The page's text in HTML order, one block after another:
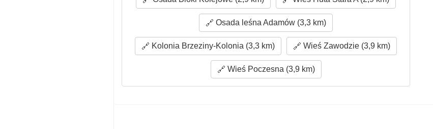
Osada leśna Adamów (3,3 km)
Kolonia Brzeziny-Kolonia (3,3 km) Wieś Zawodzie (3,9 km)
Wieś Poczesna (3,9 km)